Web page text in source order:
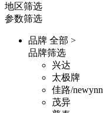
地区筛选
参数筛选
品牌 全部 >
品牌筛选
兴达
太极牌
佳路/newynn
茂异